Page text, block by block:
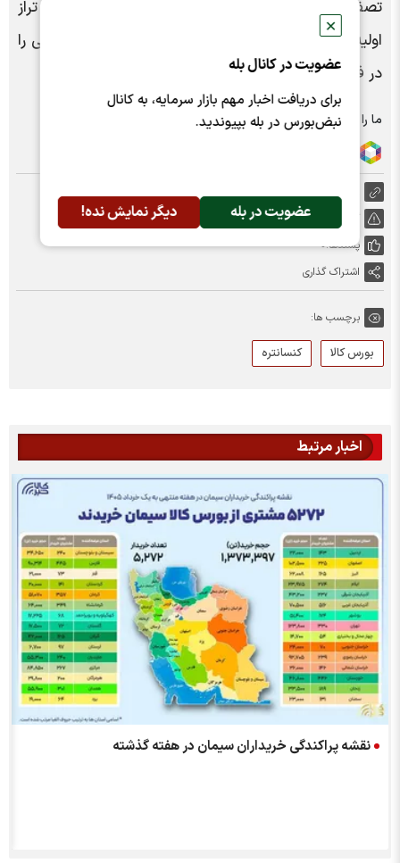
✕
عضویت در کانال بله
برای دریافت اخبار مهم بازار سرمایه، به کانال
نبض‌بورس در بله بپیوندید.
عضویت در بله دیگر نمایش نده!
تصفیه‌شده جهان در حال حاضر حدود ۵۸ درصد است. تراز
اولیه مس تصفیه شده جهان، مازاد ظاهری ۳۹۶ هزار تنی را
در فصل نخست ۲۰۲۶ نشان داد.
ما را در شبکه های اجتماعی دنبال کنید :
پسندها:0
اشتراک گذاری
برچسب ها:
بورس کالا کنسانتره
اخبار مرتبط
نقشه پراکندگی خریداران سیمان در هفته گذشته